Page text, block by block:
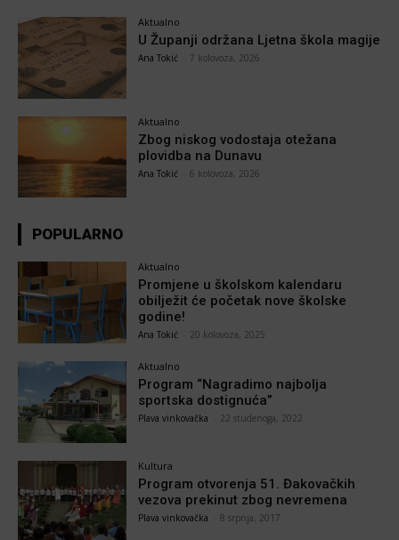
Aktualno
U Županji održana Ljetna škola magije
Ana Tokić 7 kolovoza, 2026
Aktualno
Zbog niskog vodostaja otežana
plovidba na Dunavu
Ana Tokić 6 kolovoza, 2026
POPULARNO
Aktualno
Promjene u školskom kalendaru
obilježit će početak nove školske
godine!
Ana Tokić 20 kolovoza, 2025
Aktualno
Program “Nagradimo najbolja
sportska dostignuća”
Plava vinkovačka 22 studenoga, 2022
Kultura
Program otvorenja 51. Đakovačkih
vezova prekinut zbog nevremena
Plava vinkovačka 8 srpnja, 2017